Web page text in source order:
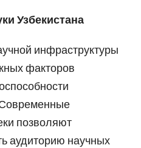
Узбекистана
инфраструктуры
факторов
Современные
позволяют
аудиторию научных